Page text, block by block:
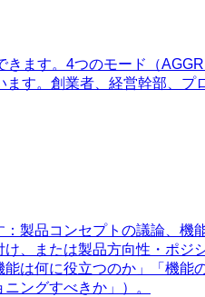
ます。4つのモード（
す。創業者、経営幹部、
製品コンセプトの議論、機
、または製品方向性・ポジ
は何に役立つのか」「機能
ングすべきか」）。